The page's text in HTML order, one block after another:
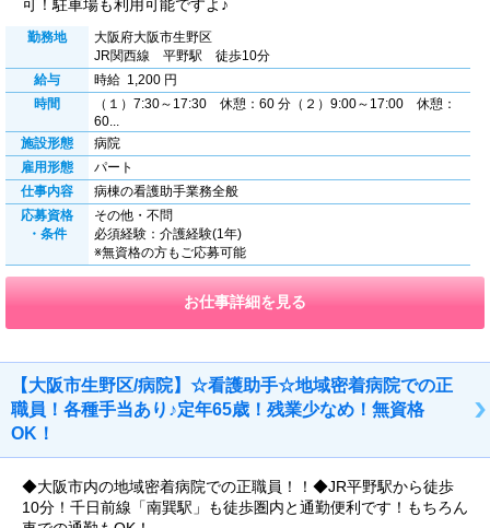
可！駐車場も利用可能ですよ♪
勤務地
大阪府大阪市生野区
JR関西線 平野駅 徒歩10分
給与
時給 1,200 円
時間
（１）7:30～17:30 休憩：60 分（２）9:00～17:00 休憩：
60...
施設形態
病院
雇用形態
パート
仕事内容
病棟の看護助手業務全般
応募資格
・条件
その他・不問
必須経験：介護経験(1年)
※無資格の方もご応募可能
お仕事詳細を見る
【大阪市生野区/病院】☆看護助手☆地域密着病院での正
職員！各種手当あり♪定年65歳！残業少なめ！無資格
OK！
◆大阪市内の地域密着病院での正職員！！◆JR平野駅から徒歩
10分！千日前線「南巽駅」も徒歩圏内と通勤便利です！もちろん